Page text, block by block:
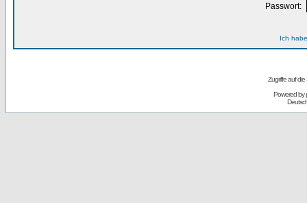
Passwort:
Ich
Zugriffe auf
Powered by